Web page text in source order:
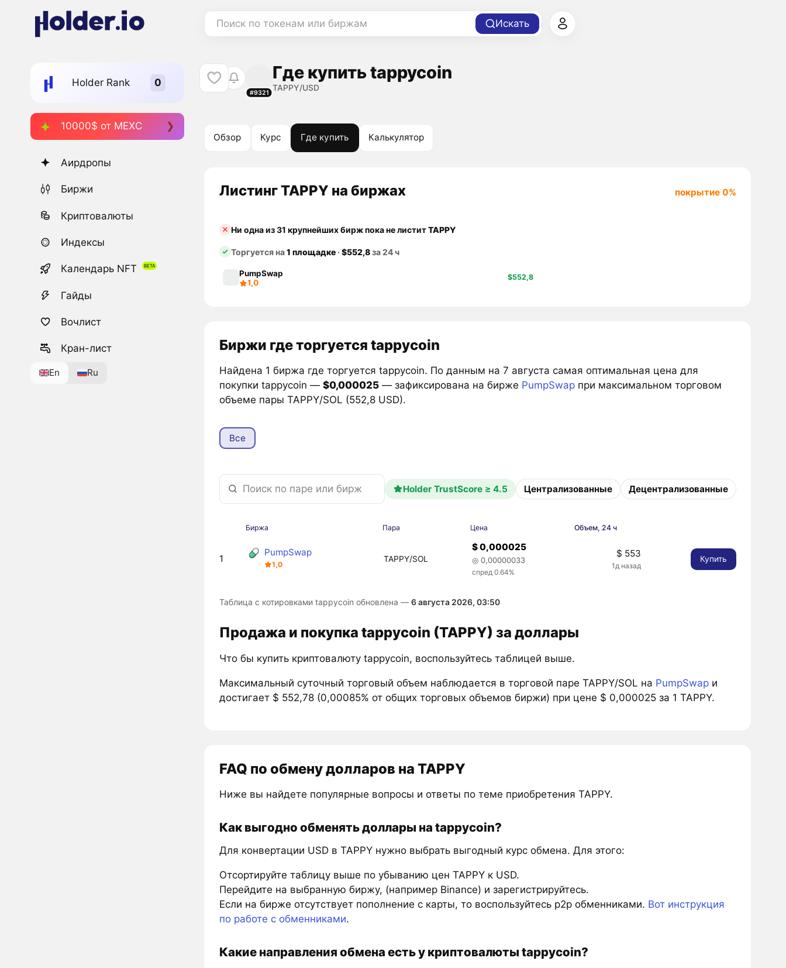
Поиск по токенам или биржам Искать
Holder Rank
10000$ от MEXC
Аирдропы
Биржи
Криптовалюты
Индексы
Календарь NFT
Гайды
Вочлист
Кран-лист
En Ru
#9321
Где купить tappycoin
TAPPY/USD
Обзор Курс Где купить Калькулятор
Листинг TAPPY на биржах покрытие 0%
Ни одна из 31 крупнейших бирж пока не листитTAPPY
Торгуется на1 площадке·$552,8за 24 ч
PumpSwap
1,0
$552,8
Биржи где торгуется tappycoin
Найдена 1 биржа где торгуется tappycoin. По данным на 7 августа самая оптимальная цена для
покупки tappycoin — $0,000025— зафиксирована на бирже PumpSwapпри максимальном торговом
объеме пары TAPPY/SOL (552,8 USD).
Все
Holder TrustScore ≥ 4.5 Централизованные Децентрализованные
Биржа Пара Цена Объем, 24 ч
1
PumpSwap
1,0
TAPPY/SOL
$ 0,000025
◎ 0,00000033
спред 0.64%
$ 553
1д назад
Купить
Таблица с котировками tappycoin обновлена — 6 августа 2026, 03:50
Продажа и покупка tappycoin (TAPPY) за доллары
Что бы купить криптовалюту tappycoin, воспользуйтесь таблицей выше.
Максимальный суточный торговый объем наблюдается в торговой паре TAPPY/SOL на PumpSwapи
достигает $ 552,78 (0,00085% от общих торговых объемов биржи) при цене $ 0,000025 за 1 TAPPY.
FAQ по обмену долларов на TAPPY
Ниже вы найдете популярные вопросы и ответы по теме приобретения TAPPY.
Как выгодно обменять доллары на tappycoin?
Для конвертации USD в TAPPY нужно выбрать выгодный курс обмена. Для этого:
Отсортируйте таблицу выше по убыванию цен TAPPY к USD.
Перейдите на выбранную биржу, (например Binance) и зарегистрируйтесь.
Если на бирже отсутствует пополнение с карты, то воспользуйтесь p2p обменниками. Вот инструкция
по работе с обменниками.
Какие направления обмена есть у криптовалюты tappycoin?